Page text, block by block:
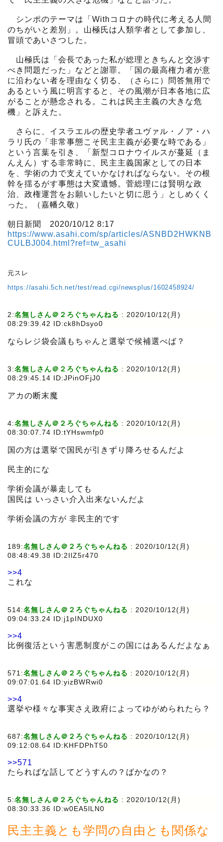
シンポのテーマは「Withコロナの時代に考える人間
のちがいと差別」。山極氏は人類学者として参加し、
冒頭であいさつした。
山極氏は「会長であった私が総理ときちんと交渉す
べき問題だった」などと謝罪。「国の最高権力者が意
に沿わない者を理由なく切る、（さらに）問答無用で
あるという風に明言すると、その風潮が日本各地に広
がることが懸念される。これは民主主義の大きな危
機」と訴えた。
さらに、イスラエルの歴史学者ユヴァル・ノア・ハ
ラリ氏の「非常事態こそ民主主義が必要な時である」
という言葉を引き、「新型コロナウイルスが蔓延（ま
んえん）する非常時に、民主主義国家としての日本
を、学術の力で支えていかなければならない。その根
幹を揺るがす事態は大変遺憾。菅総理には賢明な政
治、政権運営をお願いしたいと切に思う」としめくく
った。（嘉幡久敬）
朝日新聞 2020/10/12 8:17
https://www.asahi.com/sp/articles/ASNBD2HWKNB
CULBJ004.html?ref=tw_asahi
元スレ
https://asahi.5ch.net/test/read.cgi/newsplus/1602458924/
2:名無しさん＠２ろぐちゃんねる : 2020/10/12(月)
08:29:39.42 ID:ck8hDsyo0
ならレジ袋会議もちゃんと選挙で候補選べば？
3:名無しさん＠２ろぐちゃんねる : 2020/10/12(月)
08:29:45.14 ID:JPinOFjJ0
アカの断末魔
4:名無しさん＠２ろぐちゃんねる : 2020/10/12(月)
08:30:07.74 ID:tYHswmfp0
国の方は選挙で国民が引きずり降ろせるんだよ
民主的にな
学術会議が暴走しても
国民は いっさい介入出来ないんだよ
学術会議の方が 非民主的です
189:名無しさん＠２ろぐちゃんねる : 2020/10/12(月)
08:48:49.38 ID:2IlZ5r470
>>4
これな
514:名無しさん＠２ろぐちゃんねる : 2020/10/12(月)
09:04:33.24 ID:j1pINDUX0
>>4
比例復活という害悪制度がこの国にはあるんだよなぁ
571:名無しさん＠２ろぐちゃんねる : 2020/10/12(月)
09:07:01.64 ID:yizBWRwi0
>>4
選挙や様々な事実さえ政府によってゆがめられたら？
687:名無しさん＠２ろぐちゃんねる : 2020/10/12(月)
09:12:08.64 ID:KHFDPhT50
>>571
たらればな話してどうすんの？ばかなの？
5:名無しさん＠２ろぐちゃんねる : 2020/10/12(月)
08:30:33.36 ID:w0EA5lLN0
民主主義とも学問の自由とも関係な